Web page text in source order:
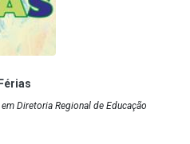
Diretoria Regional de Educação